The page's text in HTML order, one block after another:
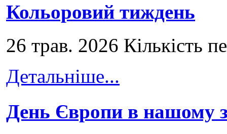
Кольоровий тиждень
26 трав. 2026 Кількість
Детальніше...
День Європи в нашому